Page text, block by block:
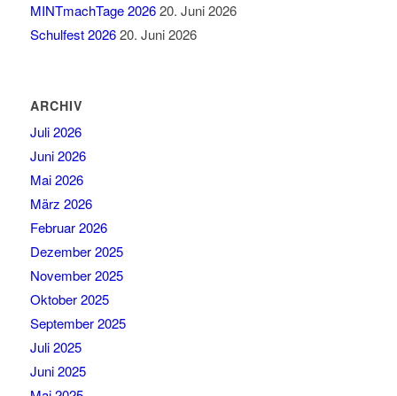
MINTmachTage 2026 20. Juni 2026
Schulfest 2026 20. Juni 2026
ARCHIV
Juli 2026
Juni 2026
Mai 2026
März 2026
Februar 2026
Dezember 2025
November 2025
Oktober 2025
September 2025
Juli 2025
Juni 2025